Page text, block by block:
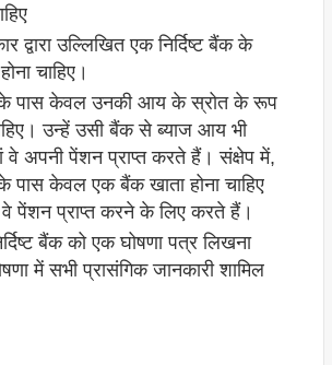
द्वारा उल्लिखित एक निर्दिष्ट बैंक के
चाहिए।
के पास केवल उनकी आय के स्रोत के रूप
उन्हें उसी बैंक से ब्याज आय भी
वे अपनी पेंशन प्राप्त करते हैं। संक्षेप में,
के पास केवल एक बैंक खाता होना चाहिए
पेंशन प्राप्त करने के लिए करते हैं।
बैंक को एक घोषणा पत्र लिखना
में सभी प्रासंगिक जानकारी शामिल